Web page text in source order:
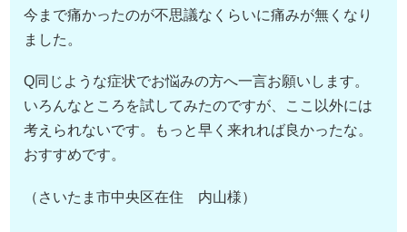
今まで痛かったのが不思議なくらいに痛みが無くなり
ました。
Q同じような症状でお悩みの方へ一言お願いします。
いろんなところを試してみたのですが、ここ以外には
考えられないです。もっと早く来れれば良かったな。
おすすめです。
（さいたま市中央区在住 内山様）